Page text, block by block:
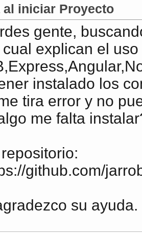
al iniciar Proyecto
gente,
explican el
instalado los
tira error y no
me falta
github.com/
su ayuda.